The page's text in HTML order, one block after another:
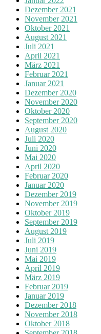
Dezember 2021
November 2021
Oktober 2021
August 2021
Juli 2021
April 2021
März 2021
Februar 2021
Januar 2021
Dezember 2020
November 2020
Oktober 2020
September 2020
August 2020
Juli 2020
Juni 2020
Mai 2020
April 2020
Februar 2020
Januar 2020
Dezember 2019
November 2019
Oktober 2019
September 2019
August 2019
Juli 2019
Juni 2019
Mai 2019
April 2019
März 2019
Februar 2019
Januar 2019
Dezember 2018
November 2018
Oktober 2018